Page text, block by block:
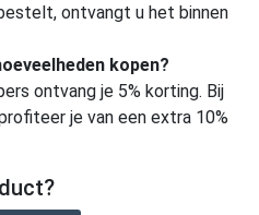
ontvangt u het binnen
kopen?
ontvang je 5% korting. Bij
je van een extra 10%